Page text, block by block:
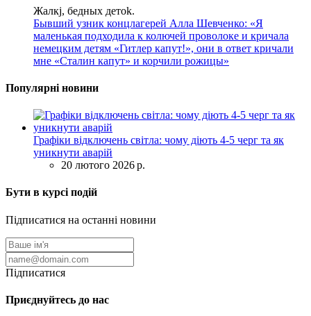
Жалкj, бедных детok.
Бывший узник концлагерей Алла Шевченко: «Я
маленькая подходила к колючей проволоке и кричала
немецким детям «Гитлер капут!», они в ответ кричали
мне «Сталин капут» и корчили рожицы»
Популярні новини
Графіки відключень світла: чому діють 4-5 черг та як
уникнути аварій
20 лютого 2026 р.
Бути в курсі подій
Підписатися на останні новини
Підписатися
Приєднуйтесь до нас